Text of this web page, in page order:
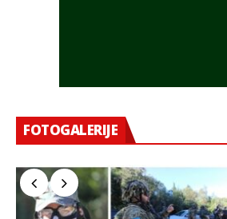
FOTOGALERIJE